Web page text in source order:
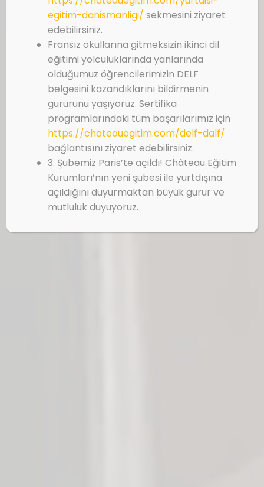
egitim-danismanligi/ sekmesini ziyaret
edebilirsiniz.
Fransız okullarına gitmeksizin ikinci dil
eğitimi yolculuklarında yanlarında
olduğumuz öğrencilerimizin DELF
belgesini kazandıklarını bildirmenin
gururunu yaşıyoruz. Sertifika
programlarındaki tüm başarılarımız için
https://chateauegitim.com/delf-dalf/
bağlantısını ziyaret edebilirsiniz.
3. Şubemiz Paris’te açıldı! Château Eğitim
Kurumları’nın yeni şubesi ile yurtdışına
açıldığını duyurmaktan büyük gurur ve
mutluluk duyuyoruz.